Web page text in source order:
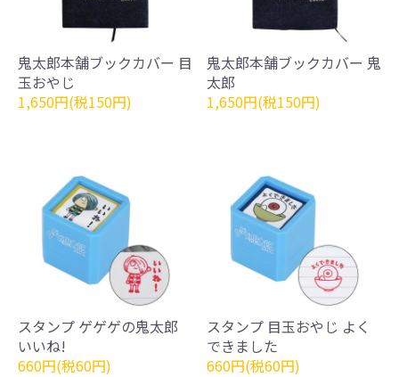
鬼太郎本舗ブックカバー 目
玉おやじ
1,650円(税150円)
鬼太郎本舗ブックカバー 鬼
太郎
1,650円(税150円)
スタンプ ゲゲゲの鬼太郎
いいね!
660円(税60円)
スタンプ 目玉おやじ よく
できました
660円(税60円)